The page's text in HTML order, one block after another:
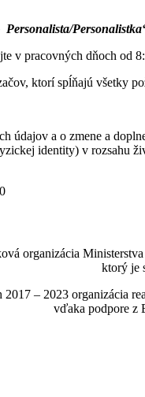
Personalista/
v pracovných dňoch od
ktorí spĺňajú všetky
údajov a o zmene a
identity) v rozsahu
organizácia
ktorý je
2017 – 2023 organizácia
vďaka podpore z